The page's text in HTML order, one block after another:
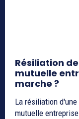
Résiliation
mutuelle
marche ?
La résiliation
mutuelle